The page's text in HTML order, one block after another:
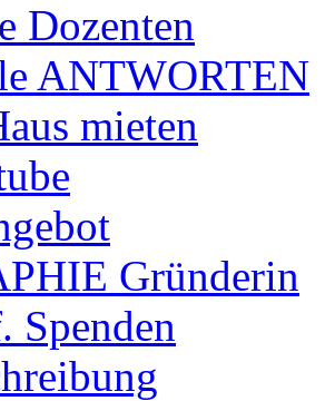
Dozenten
ANTWORTEN
mieten
Gründerin
Spenden